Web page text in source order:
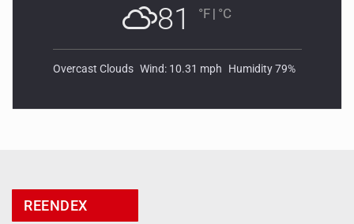
81 °F | °C
Overcast Clouds Wind: 10.31 mph Humidity 79%
REENDEX